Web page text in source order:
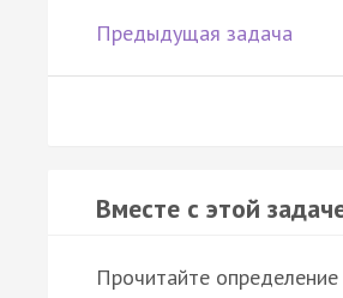
Предыдущая задача
Вместе с этой
Прочитайте